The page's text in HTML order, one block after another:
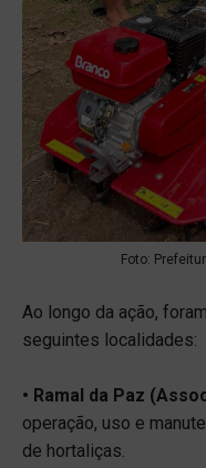
Foto:
Ao longo da ação,
seguintes localidades:
• Ramal da Paz
operação, uso e
de hortaliças.